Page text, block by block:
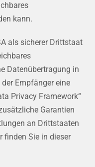
kann.
als sicherer Drittstaat
Datenübertragung in
Empfänger eine
Privacy Framework“
Garantien
an Drittstaaten
finden Sie in dieser